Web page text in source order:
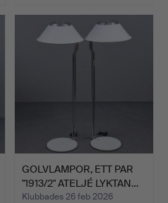
GOLVLAMPOR, ETT PAR
"1913/2" ATELJÉ LYKTAN…
Klubbades 26 feb 2026